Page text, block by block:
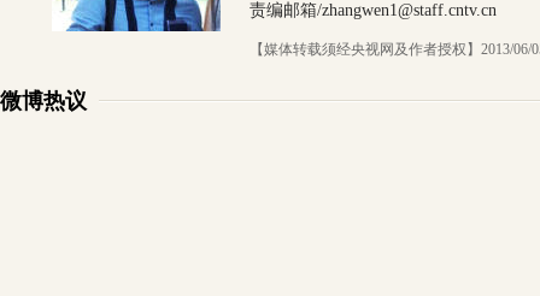
责编邮箱/zhangwen1@staff.cntv.cn
【媒体转载须经央视网及作者授权】2013/06/
微博热议